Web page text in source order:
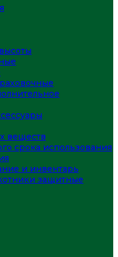
веществ
срока использования
и инвентарь
защитные